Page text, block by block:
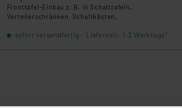
Fronttafel-Einbau z. B. in Schalttafeln,
Verteilerschränken, Schaltkästen.
sofort versandfertig - Lieferzeit: 1-2 Werktage²